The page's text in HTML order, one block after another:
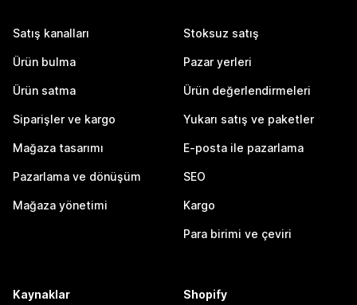
Satış kanalları
Ürün bulma
Ürün satma
Siparişler ve kargo
Mağaza tasarımı
Pazarlama ve dönüşüm
Mağaza yönetimi
Stoksuz satış
Pazar yerleri
Ürün değerlendirmeleri
Yukarı satış ve paketler
E-posta ile pazarlama
SEO
Kargo
Para birimi ve çeviri
Kaynaklar Shopify